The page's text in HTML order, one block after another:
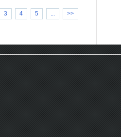
3 4 5 ... >>